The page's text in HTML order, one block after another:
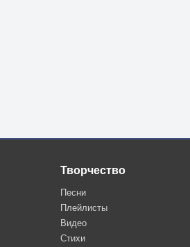
Творчество
Песни
Плейлисты
Видео
Стихи